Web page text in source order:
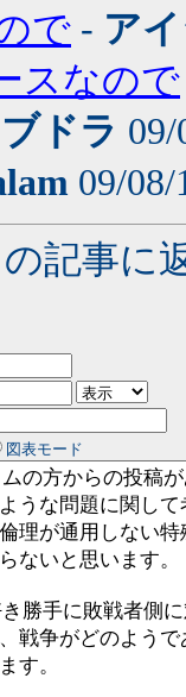
で - ア
スなので
ドラ
09/
の記事に
図表モード